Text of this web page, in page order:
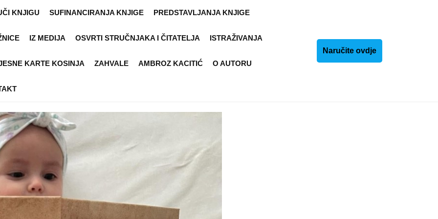
KNJIGU SUFINANCIRANJA KNJIGE PREDSTAVLJANJA KNJIGE
IZ MEDIJA OSVRTI STRUČNJAKA I ČITATELJA ISTRAŽIVANJA
KARTE KOSINJA ZAHVALE AMBROZ KACITIĆ O AUTORU
Naručite ovdjeNaručite
ovdje